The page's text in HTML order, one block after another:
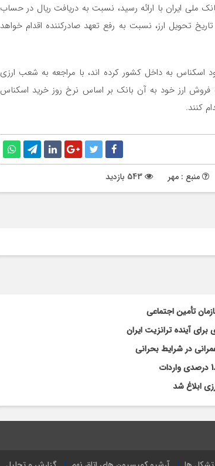
ملی ایران با ارائه رسید، نسبت به دریافت ریال در حساب
تحویل ارز، نسبت به رفع تعهد صادرکننده اقدام خواهد
اسکناس به داخل کشور کرده اند، با مراجعه به شعب ارزی
فروش ارز خود به آن بانک بر اساس نرخ روز خرید اسکناس
کنند.
منبع : مهر
تأمین اجتماعی
آینده ترانزیت ایران
در شرایط بحرانی
ابلاغ شد